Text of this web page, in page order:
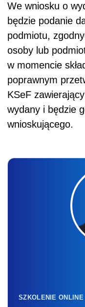
We wniosku o
będzie podanie
podmiotu,
osoby lub
w momencie
poprawnym
KSeF
wydany i będzie
wnioskującego.
SZKOLENIE ONLINE